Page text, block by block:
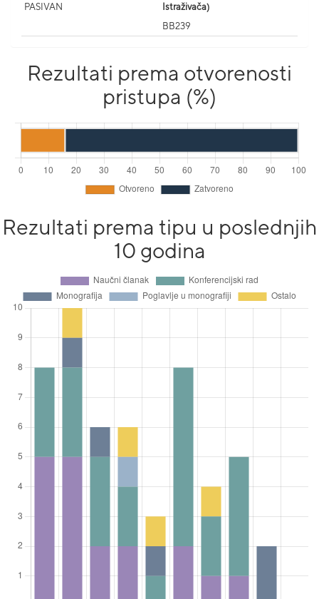
PASIVAN
Istraživača)
BB239
Rezultati prema otvorenosti
pristupa (%)
Rezultati prema tipu u poslednjih
10 godina